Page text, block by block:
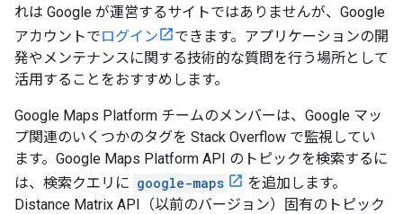
れは Google が運営するサイトではありませんが、Google
アカウントでログイン
できます。アプリケーションの開
発やメンテナンスに関する技術的な質問を行う場所として
活用することをおすすめします。
Google Maps Platform チームのメンバーは、Google マッ
プ関連のいくつかのタグを Stack Overflow で監視してい
ます。Google Maps Platform API のトピックを検索するに
は、検索クエリに google-maps
を追加します。
Distance Matrix API（以前のバージョン）固有のトピック